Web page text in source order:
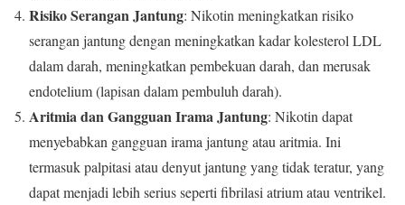
Risiko Serangan Jantung: Nikotin meningkatkan risiko
serangan jantung dengan meningkatkan kadar kolesterol LDL
dalam darah, meningkatkan pembekuan darah, dan merusak
endotelium (lapisan dalam pembuluh darah).
Aritmia dan Gangguan Irama Jantung: Nikotin dapat
menyebabkan gangguan irama jantung atau aritmia. Ini
termasuk palpitasi atau denyut jantung yang tidak teratur, yang
dapat menjadi lebih serius seperti fibrilasi atrium atau ventrikel.